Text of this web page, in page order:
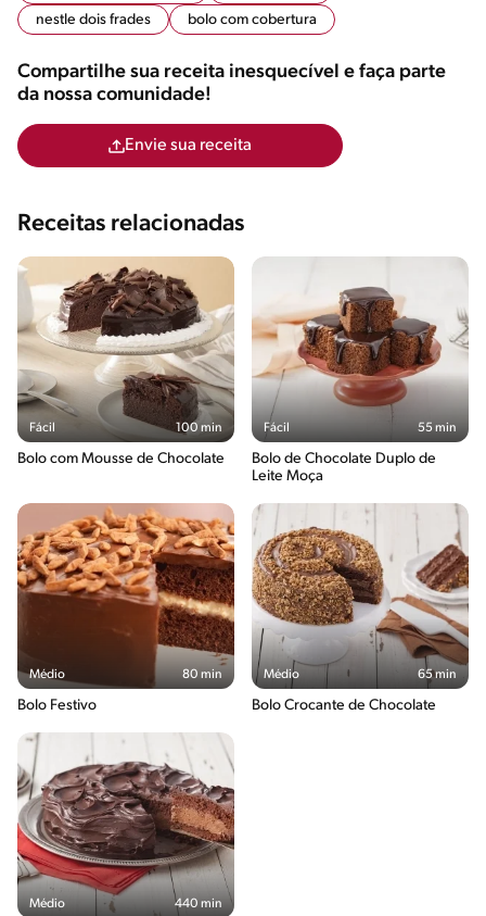
nestle dois frades
bolo com cobertura
Compartilhe sua receita inesquecível e faça parte
da nossa comunidade!
Envie sua receita
Receitas relacionadas
Fácil 100 min
Bolo com Mousse de Chocolate
Fácil 55 min
Bolo de Chocolate Duplo de
Leite Moça
Médio 80 min
Bolo Festivo
Médio 65 min
Bolo Crocante de Chocolate
Médio 440 min